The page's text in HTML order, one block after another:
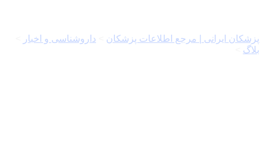
پزشکان ایرانی | مرجع اطلاعات پزشکان داروشناسی و اخبار
بلاگ